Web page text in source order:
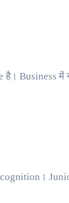
Business में